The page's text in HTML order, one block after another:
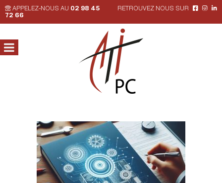
APPELEZ-NOUS AU 02 98 45
72 66
RETROUVEZ NOUS SUR